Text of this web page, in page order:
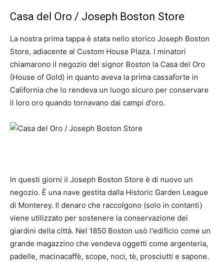
Casa del Oro / Joseph Boston Store
La nostra prima tappa è stata nello storico Joseph Boston
Store, adiacente al Custom House Plaza. I minatori
chiamarono il negozio del signor Boston la Casa del Oro
(House of Gold) in quanto aveva la prima cassaforte in
California che lo rendeva un luogo sicuro per conservare
il loro oro quando tornavano dai campi d'oro.
In questi giorni il Joseph Boston Store è di nuovo un
negozio. È una nave gestita dalla Historic Garden League
di Monterey. Il denaro che raccolgono (solo in contanti)
viene utilizzato per sostenere la conservazione dei
giardini della città. Nel 1850 Boston usò l'edificio come un
grande magazzino che vendeva oggetti come argenteria,
padelle, macinacaffè, scope, noci, tè, prosciutti e sapone.